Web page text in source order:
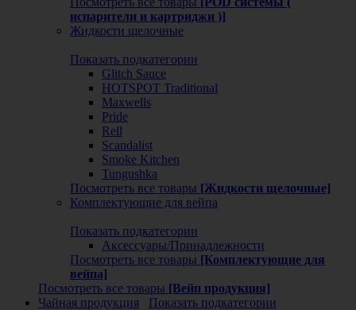
испарители и картриджи )]
Жидкости щелочные
Показать подкатегории
Glitch Sauce
HOTSPOT Traditional
Maxwells
Pride
Rell
Scandalist
Smoke Kitchen
Tungushka
Посмотреть все товары [Жидкости щелочные]
Комплектующие для вейпа
Показать подкатегории
Аксессуары/Принадлежности
Посмотреть все товары [Комплектующие для
вейпа]
Посмотреть все товары [Вейп продукция]
Чайная продукция
Показать подкатегории